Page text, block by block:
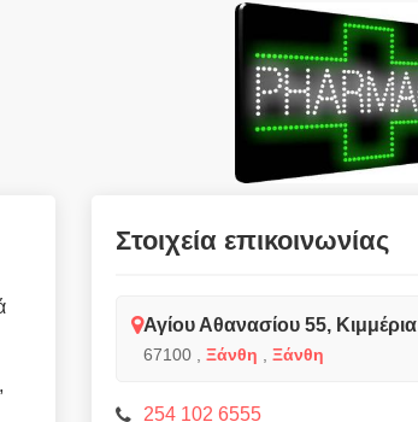
Στοιχεία επικοινωνίας
Αγίου Αθανασίου 55, Κιμμέρια
67100 Ξάνθη Ξάνθη
254 102 6555